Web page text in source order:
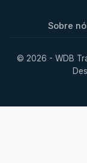
Sobre
© 2026 - WDB